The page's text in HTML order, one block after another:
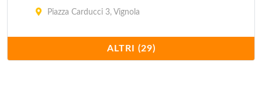
Piazza Carducci 3, Vignola
Museo Civico Archeologico
Via Martiri 204, Castelfranco Emilia
ALTRI (29)